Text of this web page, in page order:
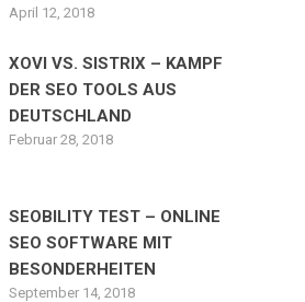
April 12, 2018
XOVI VS. SISTRIX – KAMPF
DER SEO TOOLS AUS
DEUTSCHLAND
Februar 28, 2018
SEOBILITY TEST – ONLINE
SEO SOFTWARE MIT
BESONDERHEITEN
September 14, 2018